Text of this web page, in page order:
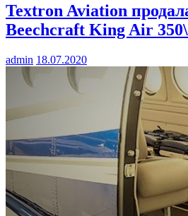
Textron Aviation
Beechcraft King Air
admin 18.07.2020